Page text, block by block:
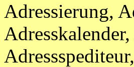
Adressierung,